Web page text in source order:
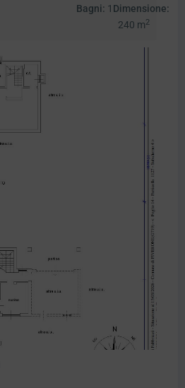
Dimensione:
240 m2
Bagni: 1